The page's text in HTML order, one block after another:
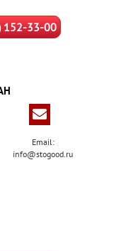
152-33-00
Email:
info@stogood.ru